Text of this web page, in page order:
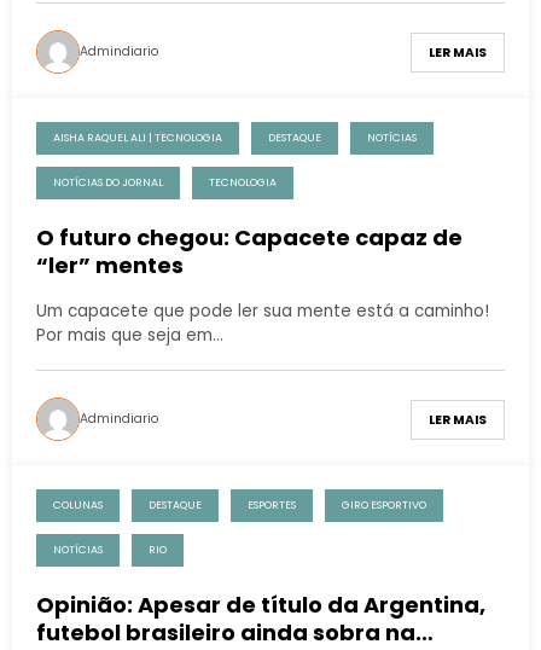
Admindiario LER MAIS
AISHA RAQUEL ALI | TECNOLOGIA DESTAQUE NOTÍCIAS
NOTÍCIAS DO JORNAL TECNOLOGIA
O futuro chegou: Capacete capaz de
“ler” mentes
Um capacete que pode ler sua mente está a caminho!
Por mais que seja em…
Admindiario LER MAIS
COLUNAS DESTAQUE ESPORTES GIRO ESPORTIVO
NOTÍCIAS RIO
Opinião: Apesar de título da Argentina,
futebol brasileiro ainda sobra na